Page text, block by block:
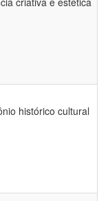
histórico cultural